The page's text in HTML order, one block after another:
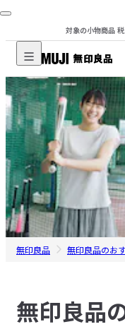
対象の小物商品
無
印
良
品
ネ
ッ
ト
ス
ト
ア
無印良品 無印良品のお
無印良品